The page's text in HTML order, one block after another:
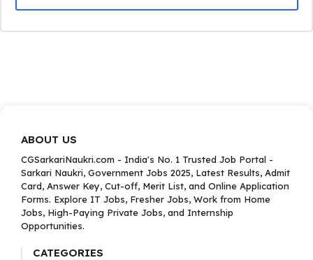
ABOUT US
CGSarkariNaukri.com - India's No. 1 Trusted Job Portal -
Sarkari Naukri, Government Jobs 2025, Latest Results, Admit
Card, Answer Key, Cut-off, Merit List, and Online Application
Forms. Explore IT Jobs, Fresher Jobs, Work from Home
Jobs, High-Paying Private Jobs, and Internship
Opportunities.
CATEGORIES